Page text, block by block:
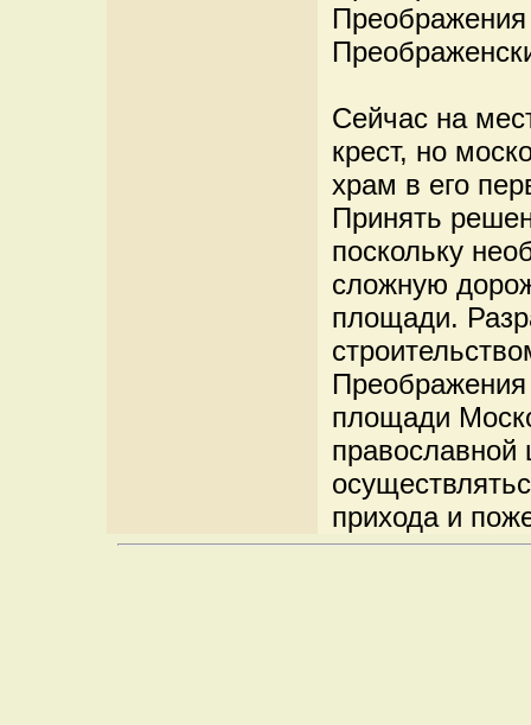
Преображения
Сейчас на
крест, но
храм в его
Принять
поскольку
сложную
площади.
площади
православной
прихода и